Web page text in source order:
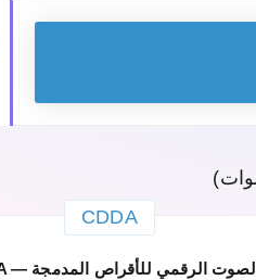
CDDA
CDDA — الصوت الرقمي للأقراص المدمجة